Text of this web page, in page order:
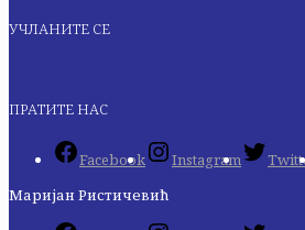
УЧЛАНИТЕ СЕ
ПРАТИТЕ НАС
Facebook Instagram
Маријан Ристичевић